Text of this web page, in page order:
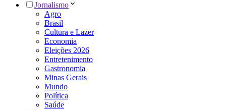
Jornalismo
Agro
Brasil
Cultura e Lazer
Economia
Eleições 2026
Entretenimento
Gastronomia
Minas Gerais
Mundo
Política
Saúde